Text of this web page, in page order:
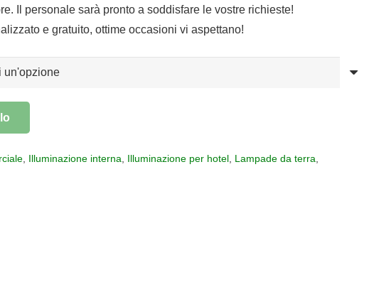
attuale
è:
Il personale sarà pronto a soddisfare le vostre richieste!
e gratuito, ottime occasioni vi aspettano!
, Illuminazione interna Illuminazione per hotel, Lampade da terra